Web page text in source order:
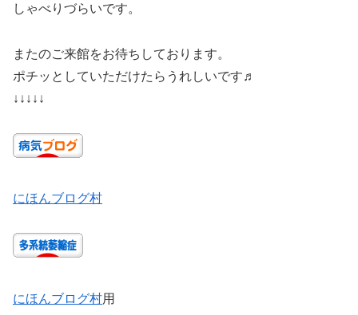
しゃべりづらいです。
またのご来館をお待ちしております。
ポチッとしていただけたらうれしいです♬
↓↓↓↓↓
にほんブログ村
にほんブログ村用